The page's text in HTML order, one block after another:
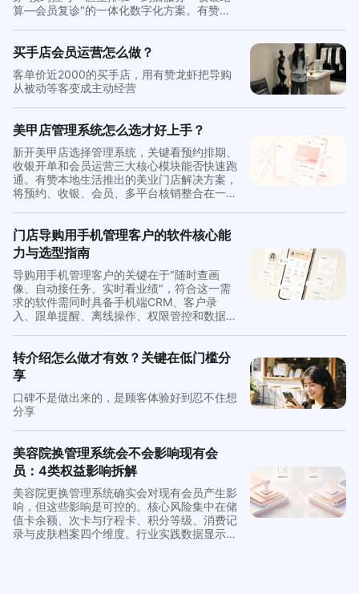
算—会员复诊"的一体化数字化方案。有赞本
力，适合新开业单体馆或计划扩张的连锁中医
买手店会员运营怎么做？
客单价近2000的买手店，用有赞龙虾把导购
从被动等客变成主动经营
美甲店管理系统怎么选才好上手？
新开美甲店选择管理系统，关键看预约排期、
收银开单和会员运营三大核心模块能否快速跑
通。有赞本地生活推出的美业门店解决方案，
将预约、收银、会员、多平台核销整合在一个
门店导购用手机管理客户的软件核心能
力与选型指南
导购用手机管理客户的关键在于"随时查画
像、自动接任务、实时看业绩"，符合这一需
求的软件需同时具备手机端CRM、客户录
入、跟单提醒、离线操作、权限管控和数据看
通工具侧边栏即可完成客户管理全流程，尤其
适合多门店连锁做私域精细化运营。
转介绍怎么做才有效？关键在低门槛分
享
口碑不是做出来的，是顾客体验好到忍不住想
分享
美容院换管理系统会不会影响现有会
员：4类权益影响拆解
美容院更换管理系统确实会对现有会员产生影
响，但这些影响是可控的。核心风险集中在储
值卡余额、次卡与疗程卡、积分等级、消费记
录与皮肤档案四个维度。行业实践数据显示，